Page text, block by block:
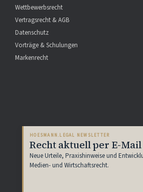
Wettbewerbsrecht
Vertragsrecht & AGB
Datenschutz
Vorträge & Schulungen
Markenrecht
HOESMANN.LEGAL NEWSLETTER
Recht aktuell per E-Mail
Neue Urteile, Praxishinweise und
Medien- und Wirtschaftsrecht.